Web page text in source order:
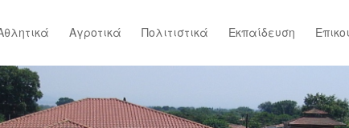
Αγροτικά Πολιτιστικά Εκπαίδευση